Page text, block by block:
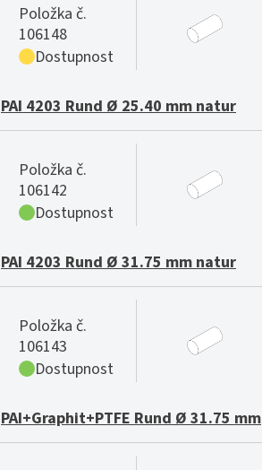
Položka č.
106148
Dostupnost
PAI 4203 Rund Ø 25.40 mm natur
Položka č.
106142
Dostupnost
PAI 4203 Rund Ø 31.75 mm natur
Položka č.
106143
Dostupnost
PAI+Graphit+PTFE Rund Ø 31.75 mm